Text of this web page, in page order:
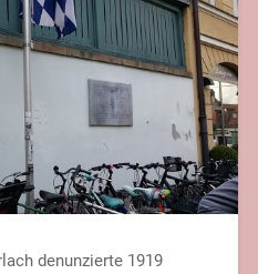
denunzierte 1919